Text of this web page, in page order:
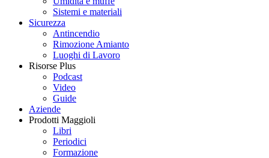
Sistemi e materiali
Sicurezza
Antincendio
Rimozione Amianto
Luoghi di Lavoro
Risorse Plus
Podcast
Video
Guide
Aziende
Prodotti Maggioli
Libri
Periodici
Formazione